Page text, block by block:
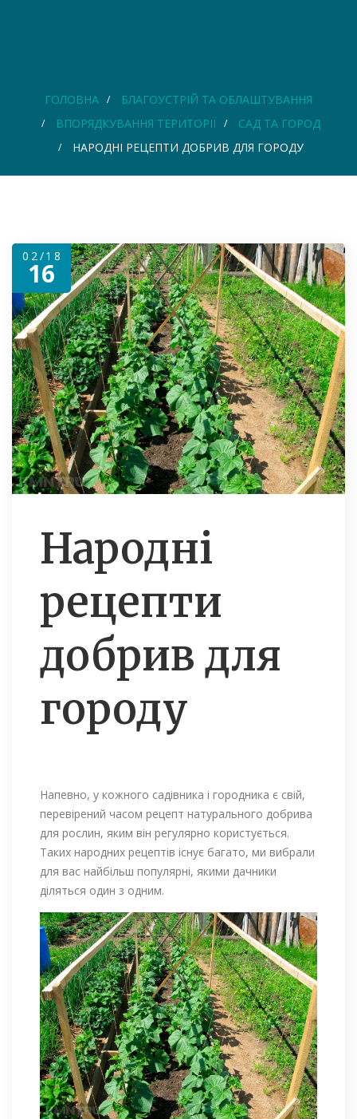
ГОЛОВНА
БЛАГОУСТРІЙ ТА ОБЛАШТУВАННЯ
ВПОРЯДКУВАННЯ ТЕРИТОРІЇ
САД ТА ГОРОД
НАРОДНІ РЕЦЕПТИ ДОБРИВ ДЛЯ ГОРОДУ
02/18
16
Народні
рецепти
добрив для
городу
Напевно, у кожного садівника і городника є свій,
перевірений часом рецепт натурального добрива
для рослин, яким він регулярно користується.
Таких народних рецептів існує багато, ми вибрали
для вас найбільш популярні, якими дачники
діляться один з одним.